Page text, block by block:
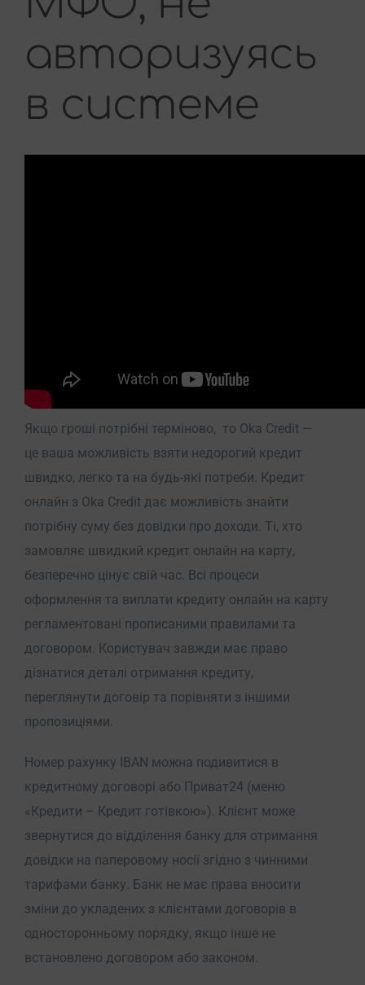
авторизуясь
в системе
Якщо гроші потрібні терміново, то Oka Credit —
це ваша можливість взяти недорогий кредит
швидко, легко та на будь-які потреби. Кредит
онлайн з Oka Credit дає можливість знайти
потрібну суму без довідки про доходи. Ті, хто
замовляє швидкий кредит онлайн на карту,
безперечно цінує свій час. Всі процеси
оформлення та виплати кредиту онлайн на карту
регламентовані прописаними правилами та
договором. Користувач завжди має право
дізнатися деталі отримання кредиту,
переглянути договір та порівняти з іншими
пропозиціями.
Номер рахунку IBAN можна подивитися в
кредитному договорі або Приват24 (меню
«Кредити – Кредит готівкою»). Клієнт може
звернутися до відділення банку для отримання
довідки на паперовому носії згідно з чинними
тарифами банку. Банк не має права вносити
зміни до укладених з клієнтами договорів в
односторонньому порядку, якщо інше не
встановлено договором або законом.